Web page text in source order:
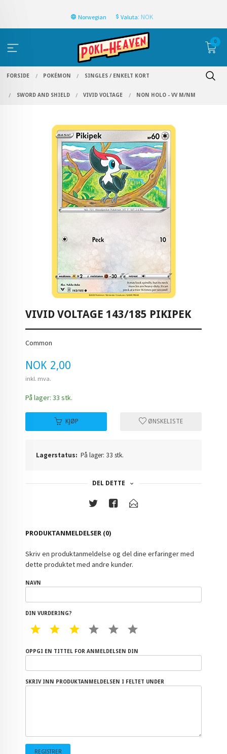
Norwegian Valuta: NOK
0
FORSIDE POKÉMON SINGLES / ENKELT KORT
SWORD AND SHIELD VIVID VOLTAGE NON HOLO - VV M/NM
VIVID VOLTAGE 143/185 PIKIPEK
Common
Pris
NOK 2,00
inkl. mva.
På lager: 33 stk.
KJØP ØNSKELISTE
Lagerstatus: På lager: 33 stk.
DEL DETTE
PRODUKTANMELDELSER (0)
Skriv en produktanmeldelse og del dine erfaringer med
dette produktet med andre kunder.
NAVN
DIN VURDERING?
1 STAR2 STAR3 STAR4 STAR5 STAR
OPPGI EN TITTEL FOR ANMELDELSEN DIN
SKRIV INN PRODUKTANMELDELSEN I FELTET UNDER